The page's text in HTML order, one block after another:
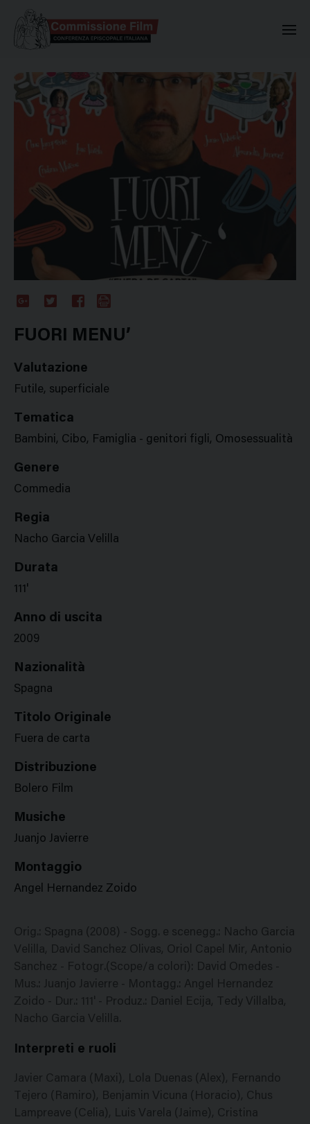
Plus
FUORI MENU’
Valutazione
Futile, superficiale
Tematica
Bambini, Cibo, Famiglia - genitori figli, Omosessualità
Genere
Commedia
Regia
Nacho Garcia Velilla
Durata
111'
Anno di uscita
2009
Nazionalità
Spagna
Titolo Originale
Fuera de carta
Distribuzione
Bolero Film
Musiche
Juanjo Javierre
Montaggio
Angel Hernandez Zoido
Orig.: Spagna (2008) - Sogg. e scenegg.: Nacho Garcia
Velilla, David Sanchez Olivas, Oriol Capel Mir, Antonio
Sanchez - Fotogr.(Scope/a colori): David Omedes -
Mus.: Juanjo Javierre - Montagg.: Angel Hernandez
Zoido - Dur.: 111' - Produz.: Daniel Ecija, Tedy Villalba,
Nacho Garcia Velilla.
Interpreti e ruoli
Javier Camara (Maxi), Lola Duenas (Alex), Fernando
Tejero (Ramiro), Benjamin Vicuna (Horacio), Chus
Lampreave (Celia), Luis Varela (Jaime), Cristina